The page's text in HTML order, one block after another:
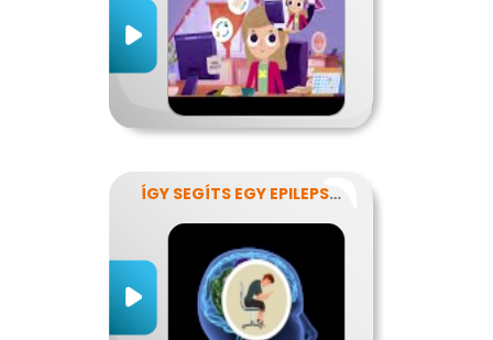
ÍGY SEGÍTS EGY EPILEPSZIÁSNAK